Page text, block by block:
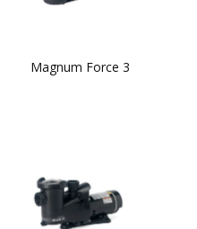
Magnum Force 3